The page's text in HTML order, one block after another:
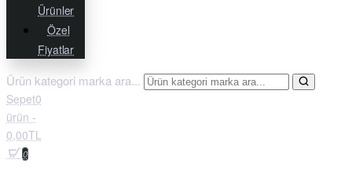
Ürünler
Özel
Fiyatlar
Ürün kategori marka ara...
Sepet0
ürün -
0,00TL
0